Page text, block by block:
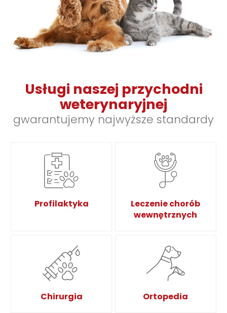
Usługi naszej przychodni
weterynaryjnej
gwarantujemy najwyższe standardy
Profilaktyka
Leczenie chorób
wewnętrznych
Chirurgia Ortopedia